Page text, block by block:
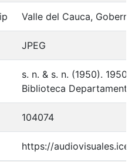
Valle del Cauca,
JPEG
s. n. & s. n. (1950). 1950
Biblioteca
104074
https://